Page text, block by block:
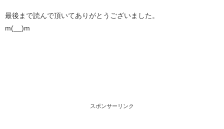
最後まで読んで頂いてありがとうございました。
m(__)m
スポンサーリンク